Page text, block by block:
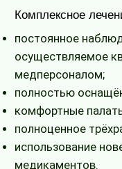
Комплексное
постоянное
осуществляемое
медперсоналом;
полностью
комфортные
полноценное
использование
медикаментов.